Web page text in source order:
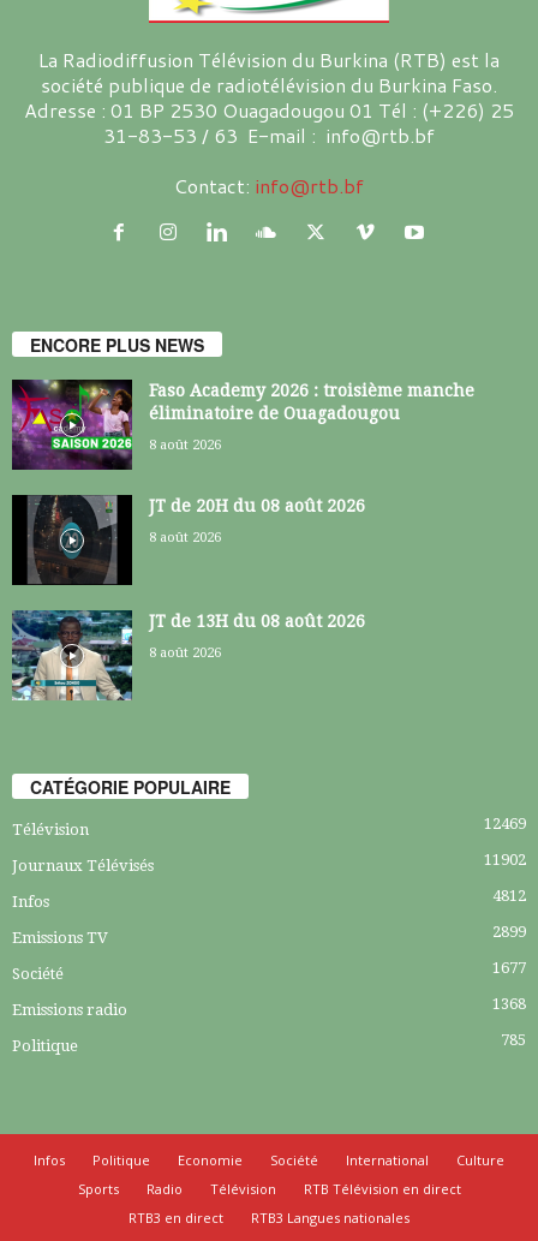
La Radiodiffusion Télévision du Burkina (RTB) est la
société publique de radiotélévision du Burkina Faso.
Adresse : 01 BP 2530 Ouagadougou 01 Tél : (+226) 25
31-83-53 / 63 E-mail : info@rtb.bf
Contact: info@rtb.bf
ENCORE PLUS NEWS
Faso Academy 2026 : troisième manche
éliminatoire de Ouagadougou
8 août 2026
JT de 20H du 08 août 2026
8 août 2026
JT de 13H du 08 août 2026
8 août 2026
CATÉGORIE POPULAIRE
Télévision 12469
Journaux Télévisés 11902
Infos 4812
Emissions TV 2899
Société 1677
Emissions radio 1368
Politique 785
Infos Politique Economie Société International
Culture
Sports
Radio Télévision
RTB Télévision en direct
RTB3 en direct
RTB3 Langues nationales